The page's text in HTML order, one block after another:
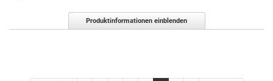
Produktinformationen einblenden